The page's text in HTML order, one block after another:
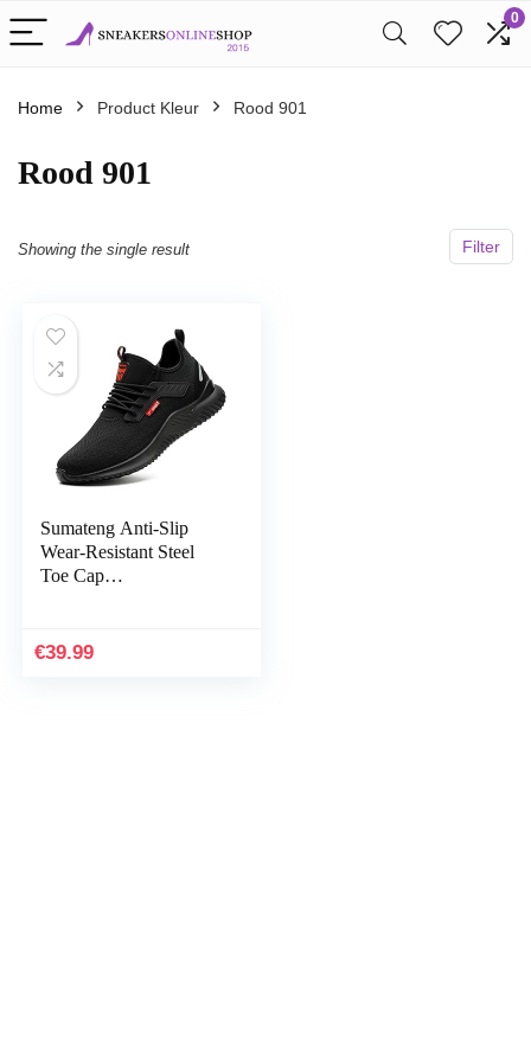
0
Home Product Kleur Rood 901
Rood 901
Filter
Showing the single result
Sumateng Anti-Slip
Wear-Resistant Steel
Toe Cap
Punctuur Sport
€39.99